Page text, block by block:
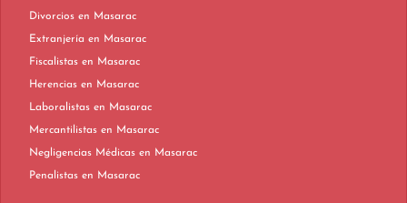
Divorcios en Masarac
Extranjería en Masarac
Fiscalistas en Masarac
Herencias en Masarac
Laboralistas en Masarac
Mercantilistas en Masarac
Negligencias Médicas en Masarac
Penalistas en Masarac